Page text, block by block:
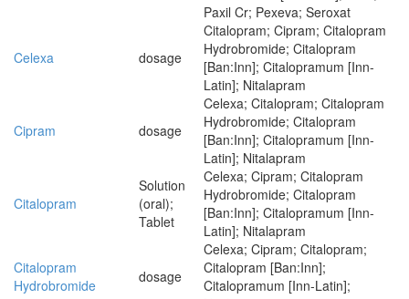
Paxil Cr; Pexeva; Seroxat
Celexa dosage
Citalopram; Cipram; Citalopram
Hydrobromide; Citalopram
[Ban:Inn]; Citalopramum [Inn-
Latin]; Nitalapram
Cipram dosage
Celexa; Citalopram; Citalopram
Hydrobromide; Citalopram
[Ban:Inn]; Citalopramum [Inn-
Latin]; Nitalapram
Citalopram
Solution
(oral);
Tablet
Celexa; Cipram; Citalopram
Hydrobromide; Citalopram
[Ban:Inn]; Citalopramum [Inn-
Latin]; Nitalapram
Citalopram
Hydrobromide
dosage
Celexa; Cipram; Citalopram;
Citalopram [Ban:Inn];
Citalopramum [Inn-Latin];